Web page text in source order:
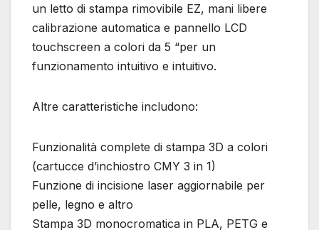
un letto di stampa rimovibile EZ, mani libere
calibrazione automatica e pannello LCD
touchscreen a colori da 5 “per un
funzionamento intuitivo e intuitivo.
Altre caratteristiche includono:
Funzionalità complete di stampa 3D a colori
(cartucce d’inchiostro CMY 3 in 1)
Funzione di incisione laser aggiornabile per
pelle, legno e altro
Stampa 3D monocromatica in PLA, PETG e